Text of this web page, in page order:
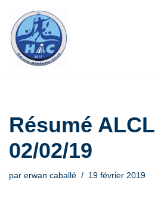
Aller
au
contenu
Résumé ALCL
02/02/19
par erwan caballé 19 février 2019